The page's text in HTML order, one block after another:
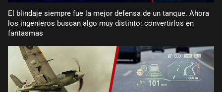
El blindaje siempre fue la mejor defensa de un tanque. Ahora
los ingenieros buscan algo muy distinto: convertirlos en
fantasmas